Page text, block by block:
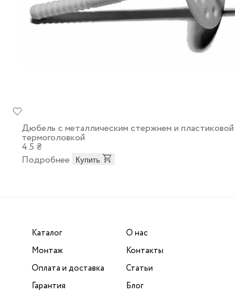
Дюбель с металлическим стержнем и пластиковой
термоголовкой
4.5 ₴
Подробнее
Купить
Каталог
Монтаж
Оплата и доставка
Гарантия
О нас
Контакты
Статьи
Блог